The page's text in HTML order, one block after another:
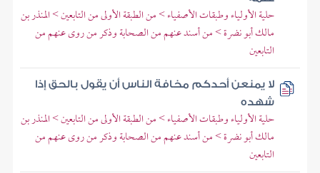
حلية الأولياء وطبقات الأصفياء > من الطبقة الأولى من التابعين > المنذر بن
مالك أبو نضرة > من أسند عنهم من الصحابة وذكر من روى عنهم من
التابعين
لا يمنعن أحدكم مخافة الناس أن يقول بالحق إذا
شهده
حلية الأولياء وطبقات الأصفياء > من الطبقة الأولى من التابعين > المنذر بن
مالك أبو نضرة > من أسند عنهم من الصحابة وذكر من روى عنهم من
التابعين